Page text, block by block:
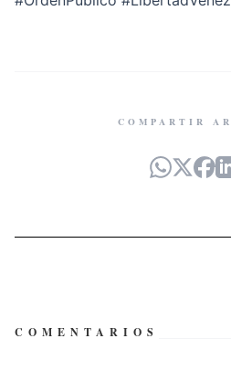
COMPARTIR
COMENTARIOS